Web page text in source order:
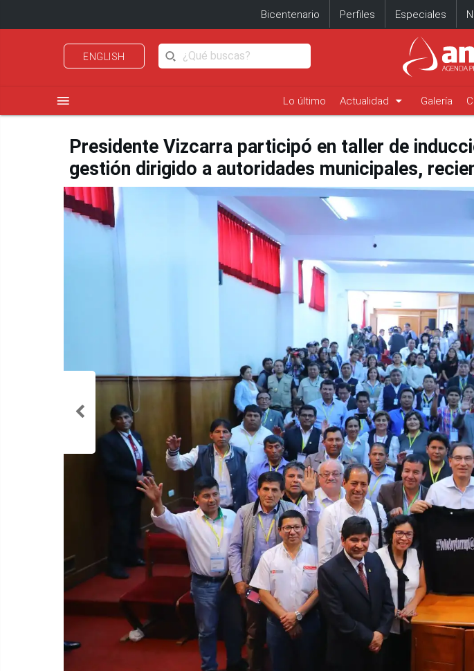
Bicentenario Perfiles Especiales
ENGLISH
menu Lo último Actualidad arrow_drop_down Galería
Presidente Vizcarra participó en taller de
gestión dirigido a autoridades municipales,